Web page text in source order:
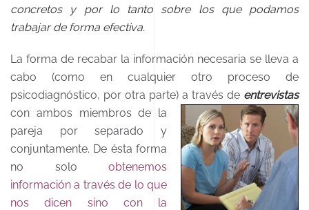
concretos y por lo tanto sobre los que podamos
trabajar de forma efectiva.
La forma de recabar la información necesaria se lleva a
cabo (como en cualquier otro proceso de
psicodiagnóstico, por otra parte) a través de entrevistas
con ambos miembros de la
pareja por separado y
conjuntamente. De ésta forma
no solo obtenemos
información a través de lo que
nos dicen sino con la